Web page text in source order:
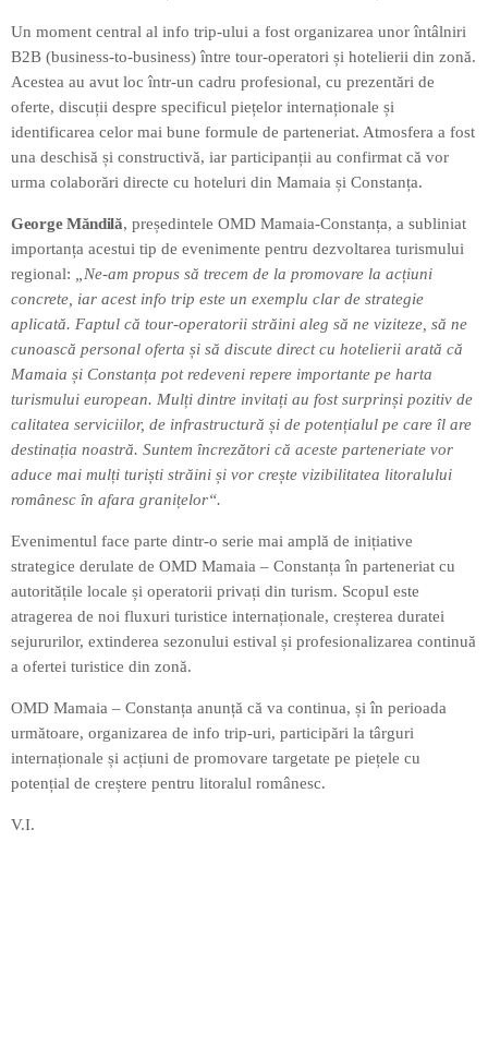
Un moment central al info trip-ului a fost organizarea unor întâlniri
B2B (business-to-business) între tour-operatori și hotelierii din zonă.
Acestea au avut loc într-un cadru profesional, cu prezentări de
oferte, discuții despre specificul piețelor internaționale și
identificarea celor mai bune formule de parteneriat. Atmosfera a fost
una deschisă și constructivă, iar participanții au confirmat că vor
urma colaborări directe cu hoteluri din Mamaia și Constanța.
George Măndilă, președintele OMD Mamaia-Constanța, a subliniat
importanța acestui tip de evenimente pentru dezvoltarea turismului
regional:
„Ne-am propus să trecem de la promovare la acțiuni
concrete, iar acest info trip este un exemplu clar de strategie
aplicată. Faptul că tour-operatorii străini aleg să ne viziteze, să ne
cunoască personal oferta și să discute direct cu hotelierii arată că
Mamaia și Constanța pot redeveni repere importante pe harta
turismului european. Mulți dintre invitați au fost surprinși pozitiv de
calitatea serviciilor, de infrastructură și de potențialul pe care îl are
destinația noastră. Suntem încrezători că aceste parteneriate vor
aduce mai mulți turiști străini și vor crește vizibilitatea litoralului
românesc în afara granițelor“.
Evenimentul face parte dintr-o serie mai amplă de inițiative
strategice derulate de OMD Mamaia – Constanța în parteneriat cu
autoritățile locale și operatorii privați din turism. Scopul este
atragerea de noi fluxuri turistice internaționale, creșterea duratei
sejururilor, extinderea sezonului estival și profesionalizarea continuă
a ofertei turistice din zonă.
OMD Mamaia – Constanța anunță că va continua, și în perioada
următoare, organizarea de info trip-uri, participări la târguri
internaționale și acțiuni de promovare targetate pe piețele cu
potențial de creștere pentru litoralul românesc.
V.I.